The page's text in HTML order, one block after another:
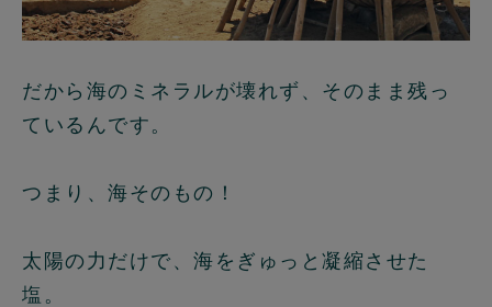
だから海のミネラルが壊れず、そのまま残っ
ているんです。
つまり、海そのもの！
太陽の力だけで、海をぎゅっと凝縮させた
塩。